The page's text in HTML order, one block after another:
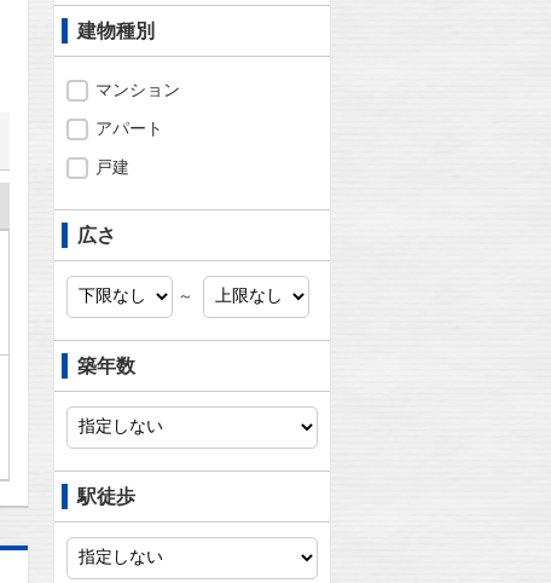
お問合わせ
お問合わせ
建物種別
マンション
アパート
戸建
広さ
～
築年数
駅徒歩